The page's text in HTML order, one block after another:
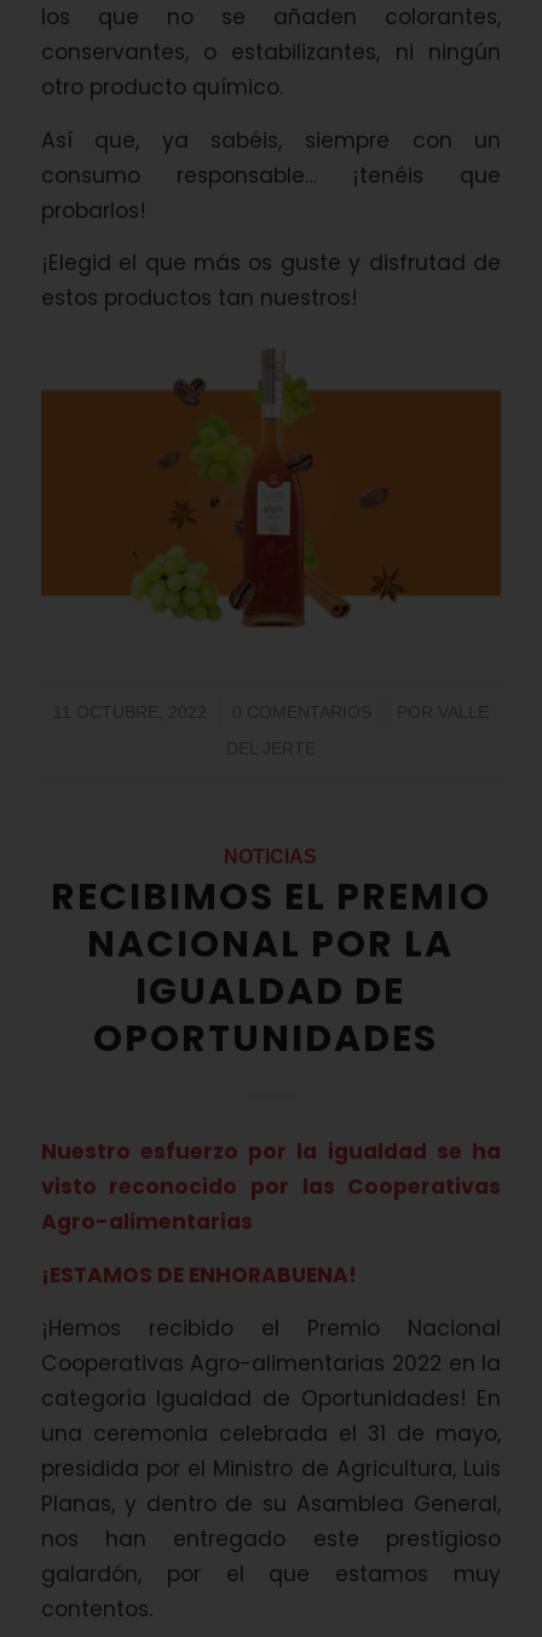
los que no se añaden colorantes,
conservantes, o estabilizantes, ni ningún
otro producto químico.
Así que, ya sabéis, siempre con un
consumo responsable… ¡tenéis que
probarlos!
¡Elegid el que más os guste y disfrutad de
estos productos tan nuestros!
NOTICIAS
RECIBIMOS EL PREMIO
NACIONAL POR LA
IGUALDAD DE
OPORTUNIDADES
Nuestro esfuerzo por la igualdad se ha
visto reconocido por las Cooperativas
Agro-alimentarias
¡ESTAMOS DE ENHORABUENA!
¡Hemos recibido el Premio Nacional
Cooperativas Agro-alimentarias 2022 en la
categoría Igualdad de Oportunidades! En
una ceremonia celebrada el 31 de mayo,
presidida por el Ministro de Agricultura, Luis
Planas, y dentro de su Asamblea General,
nos han entregado este prestigioso
galardón, por el que estamos muy
contentos.